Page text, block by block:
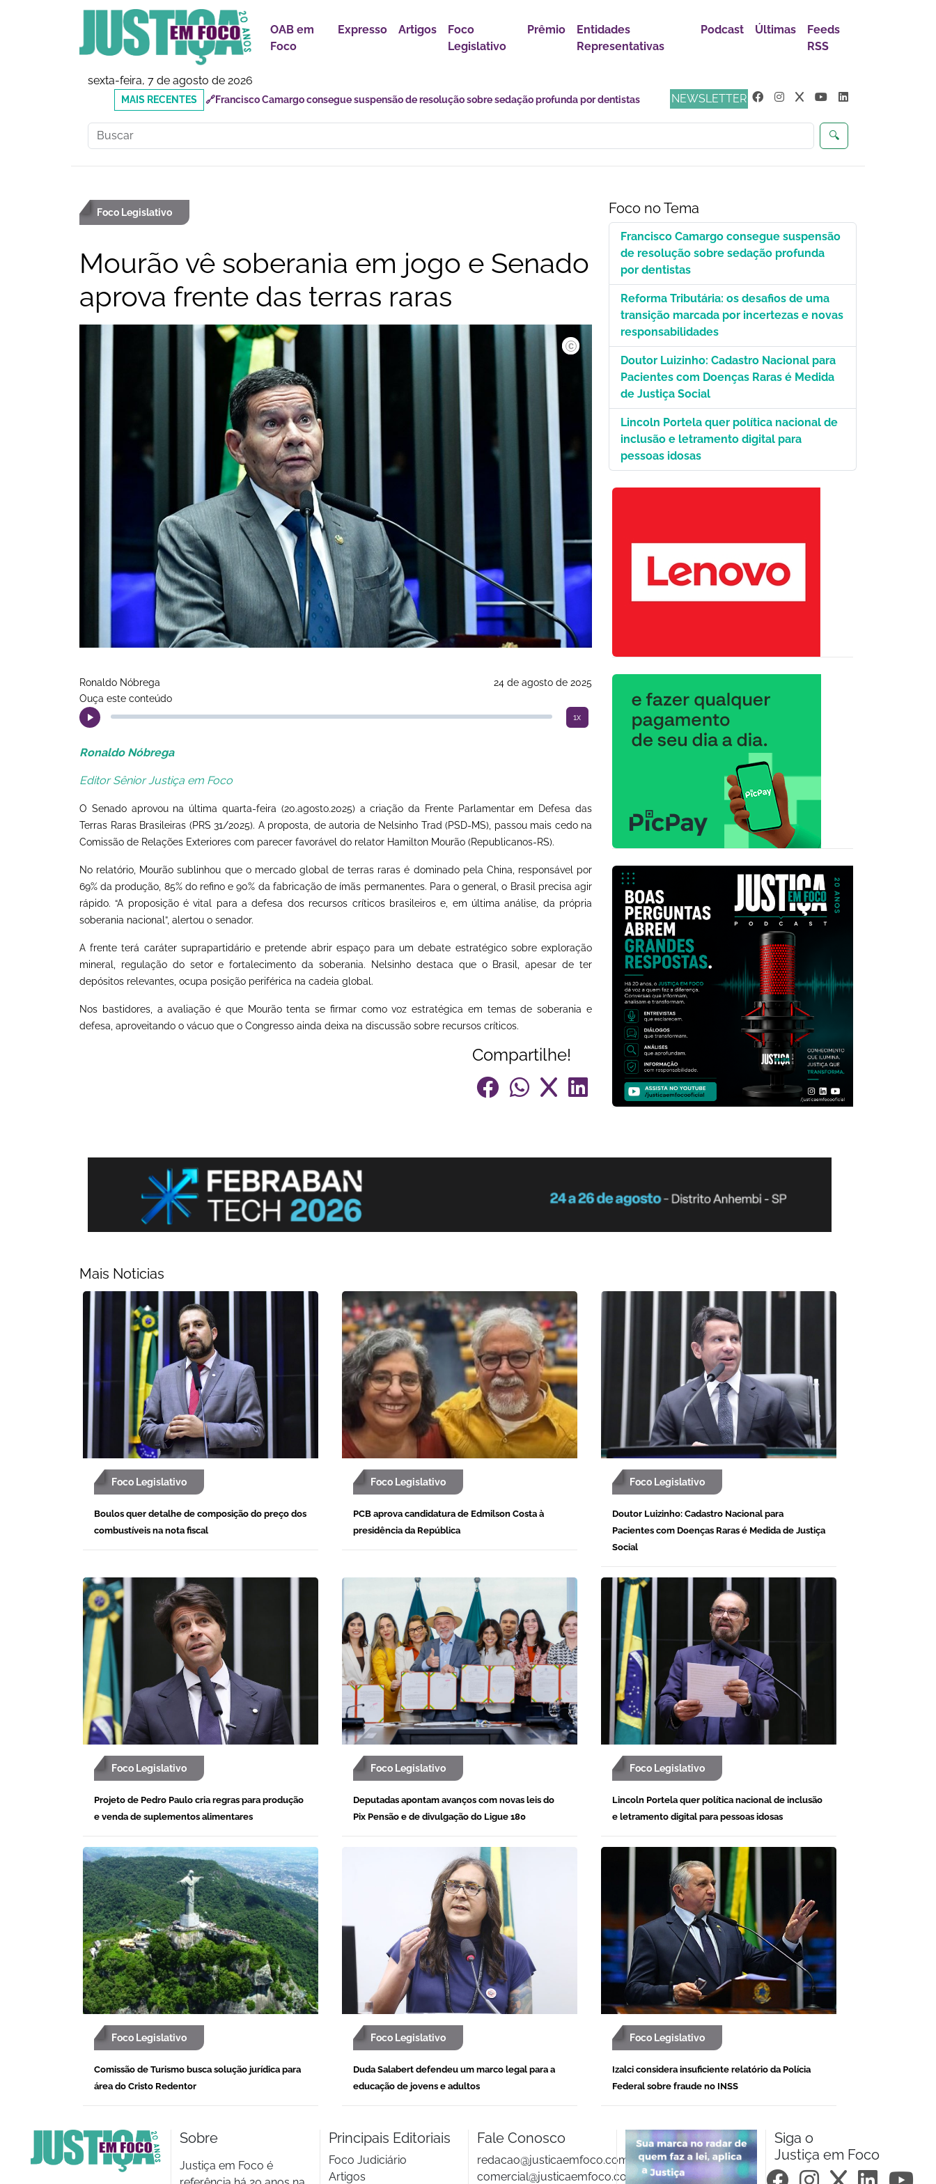
OAB em
Foco
Expresso Artigos
Foco
Legislativo
Prêmio
Entidades
Representativas
Podcast Últimas
Feeds
RSS
sexta-feira, 7 de agosto de 2026
NEWSLETTER
🔍
MAIS
RECENTES
🔗Reforma Tributária: os desafios de uma transição marcada por incertezas e novas
responsabilidades
Foco Legislativo
Mourão vê soberania em jogo e Senado
aprova frente das terras raras
Waldemir Barreto
Ronaldo Nóbrega
24 de agosto de 2025
Ouça este conteúdo
1x
Ronaldo Nóbrega
Editor Sênior Justiça em Foco
O Senado aprovou na última quarta-feira (20.agosto.2025) a criação da Frente Parlamentar em Defesa das
Terras Raras Brasileiras (PRS 31/2025). A proposta, de autoria de Nelsinho Trad (PSD-MS), passou mais cedo na
Comissão de Relações Exteriores com parecer favorável do relator Hamilton Mourão (Republicanos-RS).
No relatório, Mourão sublinhou que o mercado global de terras raras é dominado pela China, responsável por
69% da produção, 85% do refino e 90% da fabricação de ímãs permanentes. Para o general, o Brasil precisa agir
rápido. “A proposição é vital para a defesa dos recursos críticos brasileiros e, em última análise, da própria
soberania nacional”, alertou o senador.
A frente terá caráter suprapartidário e pretende abrir espaço para um debate estratégico sobre exploração
mineral, regulação do setor e fortalecimento da soberania. Nelsinho destaca que o Brasil, apesar de ter
depósitos relevantes, ocupa posição periférica na cadeia global.
Nos bastidores, a avaliação é que Mourão tenta se firmar como voz estratégica em temas de soberania e
defesa, aproveitando o vácuo que o Congresso ainda deixa na discussão sobre recursos críticos.
Compartilhe!
Foco no Tema
Francisco Camargo consegue suspensão
de resolução sobre sedação profunda
por dentistas
Reforma Tributária: os desafios de uma
transição marcada por incertezas e novas
responsabilidades
Doutor Luizinho: Cadastro Nacional para
Pacientes com Doenças Raras é Medida
de Justiça Social
Lincoln Portela quer política nacional de
inclusão e letramento digital para
pessoas idosas
Mais Noticias
Foco Legislativo
Boulos quer detalhe de composição do preço dos
combustíveis na nota fiscal
Foco Legislativo
PCB aprova candidatura de Edmilson Costa à
presidência da República
Foco Legislativo
Doutor Luizinho: Cadastro Nacional para
Pacientes com Doenças Raras é Medida de Justiça
Social
Foco Legislativo
Projeto de Pedro Paulo cria regras para produção
e venda de suplementos alimentares
Foco Legislativo
Deputadas apontam avanços com novas leis do
Pix Pensão e de divulgação do Ligue 180
Foco Legislativo
Lincoln Portela quer política nacional de inclusão
e letramento digital para pessoas idosas
Foco Legislativo
Comissão de Turismo busca solução jurídica para
área do Cristo Redentor
Foco Legislativo
Duda Salabert defendeu um marco legal para a
educação de jovens e adultos
Foco Legislativo
Izalci considera insuficiente relatório da Polícia
Federal sobre fraude no INSS
Sobre
Justiça em Foco é
Principais Editoriais
Foco Judiciário
Artigos
Fale Conosco
redacao@justicaemfoco.com.br
comercial@justicaemfoco.com.br
Siga o
Justiça em Foco